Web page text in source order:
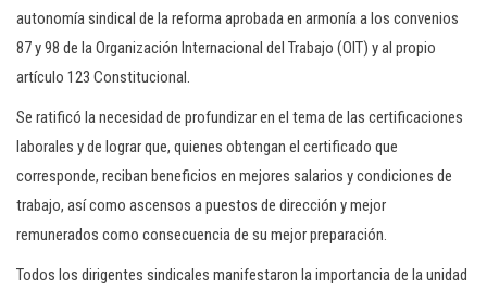
autonomía sindical de la reforma aprobada en armonía a los convenios
87 y 98 de la Organización Internacional del Trabajo (OIT) y al propio
artículo 123 Constitucional.
Se ratificó la necesidad de profundizar en el tema de las certificaciones
laborales y de lograr que, quienes obtengan el certificado que
corresponde, reciban beneficios en mejores salarios y condiciones de
trabajo, así como ascensos a puestos de dirección y mejor
remunerados como consecuencia de su mejor preparación.
Todos los dirigentes sindicales manifestaron la importancia de la unidad